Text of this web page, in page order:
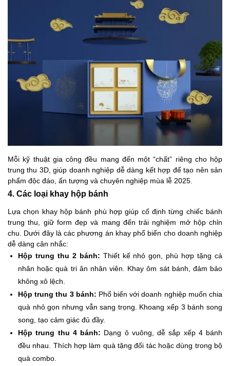
Mỗi kỹ thuật gia công đều mang đến một “chất” riêng cho hộp
trung thu 3D, giúp doanh nghiệp dễ dàng kết hợp để tạo nên sản
phẩm độc đáo, ấn tượng và chuyên nghiệp mùa lễ 2025.
4. Các loại khay hộp bánh
Lựa chọn khay hộp bánh phù hợp giúp cố định từng chiếc bánh
trung thu, giữ form đẹp và mang đến trải nghiệm mở hộp chỉn
chu. Dưới đây là các phương án khay phổ biến cho doanh nghiệp
dễ dàng cân nhắc:
Hộp trung thu 2 bánh: Thiết kế nhỏ gọn, phù hợp tặng cá
nhân hoặc quà tri ân nhân viên. Khay ôm sát bánh, đảm bảo
không xô lệch.
Hộp trung thu 3 bánh: Phổ biến với doanh nghiệp muốn chia
quà nhỏ gọn nhưng vẫn sang trọng. Khoang xếp 3 bánh song
song, tạo cảm giác đủ đầy.
Hộp trung thu 4 bánh: Dạng ô vuông, dễ sắp xếp 4 bánh
đều nhau. Thích hợp làm quà tặng đối tác hoặc dùng trong bộ
quà combo.